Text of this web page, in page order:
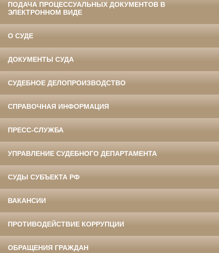
ПОДАЧА ПРОЦЕССУАЛЬНЫХ ДОКУМЕНТОВ В
ЭЛЕКТРОННОМ ВИДЕ
О СУДЕ
ДОКУМЕНТЫ СУДА
СУДЕБНОЕ ДЕЛОПРОИЗВОДСТВО
СПРАВОЧНАЯ ИНФОРМАЦИЯ
ПРЕСС-СЛУЖБА
УПРАВЛЕНИЕ СУДЕБНОГО ДЕПАРТАМЕНТА
СУДЫ СУБЪЕКТА РФ
ВАКАНСИИ
ПРОТИВОДЕЙСТВИЕ КОРРУПЦИИ
ОБРАЩЕНИЯ ГРАЖДАН